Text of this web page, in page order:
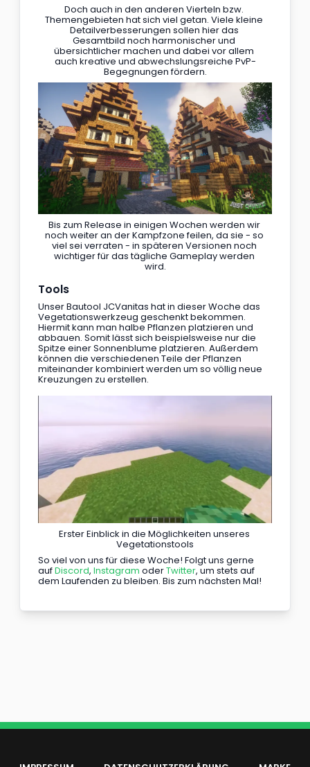
Doch auch in den anderen Vierteln bzw.
Themengebieten hat sich viel getan. Viele kleine
Detailverbesserungen sollen hier das
Gesamtbild noch harmonischer und
übersichtlicher machen und dabei vor allem
auch kreative und abwechslungsreiche PvP-
Begegnungen fördern.
Bis zum Release in einigen Wochen werden wir
noch weiter an der Kampfzone feilen, da sie - so
viel sei verraten - in späteren Versionen noch
wichtiger für das tägliche Gameplay werden
wird.
Tools
Unser Bautool JCVanitas hat in dieser Woche das
Vegetationswerkzeug geschenkt bekommen.
Hiermit kann man halbe Pflanzen platzieren und
abbauen. Somit lässt sich beispielsweise nur die
Spitze einer Sonnenblume platzieren. Außerdem
können die verschiedenen Teile der Pflanzen
miteinander kombiniert werden um so völlig neue
Kreuzungen zu erstellen.
Erster Einblick in die Möglichkeiten unseres
Vegetationstools
So viel von uns für diese Woche! Folgt uns gerne
auf Discord, Instagram oder Twitter, um stets auf
dem Laufenden zu bleiben. Bis zum nächsten Mal!